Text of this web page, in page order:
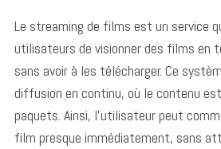
Le streaming de films est un service
utilisateurs de visionner des films en
sans avoir à les télécharger. Ce
diffusion en continu, où le contenu
paquets. Ainsi, l’utilisateur peut
film presque immédiatement, sans